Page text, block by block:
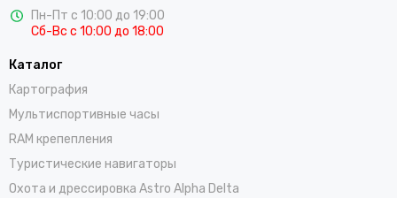
Пн-Пт с 10:00 до 19:00
Сб-Вс с 10:00 до 18:00
Каталог
Картография
Мультиспортивные часы
RAM крепепления
Туристические навигаторы
Охота и дрессировка Astro Alpha Delta